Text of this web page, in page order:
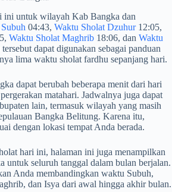
ini untuk wilayah Kab Bangka dan
04:43, Waktu Sholat Dzuhur12:05,
Waktu Sholat Maghrib 18:06, dan Waktu
dapat digunakan sebagai panduan
lima waktu sholat fardhu sepanjang hari.
dapat berubah beberapa menit dari hari
matahari. Jadwalnya juga dapat
lain, termasuk wilayah yang masih
Bangka Belitung. Karena itu,
dengan lokasi tempat Anda berada.
hari ini, halaman ini juga menampilkan
untuk seluruh tanggal dalam bulan berjalan.
Anda membandingkan waktu Subuh,
dan Isya dari awal hingga akhir bulan.